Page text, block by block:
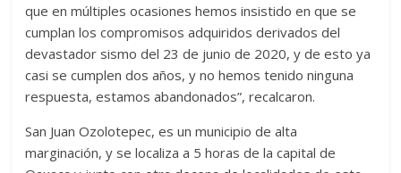
que en múltiples ocasiones hemos insistido en que se
cumplan los compromisos adquiridos derivados del
devastador sismo del 23 de junio de 2020, y de esto ya
casi se cumplen dos años, y no hemos tenido ninguna
respuesta, estamos abandonados”, recalcaron.
San Juan Ozolotepec, es un municipio de alta
marginación, y se localiza a 5 horas de la capital de